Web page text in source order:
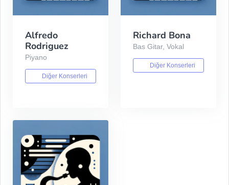
Alfredo
Rodriguez
Piyano
Diğer Konserleri
Richard Bona
Bas Gitar, Vokal
Diğer Konserleri